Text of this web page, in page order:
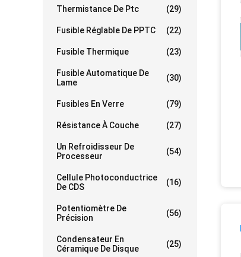
Thermistance De Ptc (29)
Fusible Réglable De PPTC (22)
Fusible Thermique (23)
Fusible Automatique De
Lame
(30)
Fusibles En Verre (79)
Résistance À Couche (27)
Un Refroidisseur De
Processeur
(54)
Cellule Photoconductrice
De CDS
(16)
Potentiomètre De
Précision
(56)
Condensateur En
Céramique De Disque
(25)